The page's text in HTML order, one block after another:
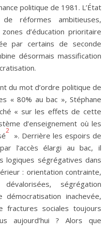
politique de 1981. L’État
réformes ambitieuses,
d’éducation prioritaire
par certains de seconde
désormais massification
du mot d’ordre politique de
« 80% au bac », Stéphane
« sur les effets de cette
d’enseignement où les
2
». Derrière les espoirs de
l’accès élargi au bac, il
logiques ségrégatives dans
: orientation contrainte,
ségrégation
inachevée,
fractures sociales toujours
aujourd’hui ? Alors que